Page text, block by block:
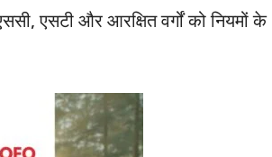
एसटी और आरक्षित वर्गों को नियमों के